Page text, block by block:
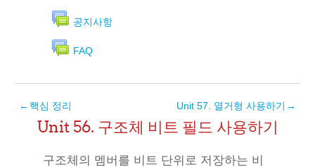
공지사항
FAQ
← 핵심 정리 Unit 57. 열거형 사용하기 →
Unit 56. 구조체 비트 필드 사용하기
구조체의 멤버를 비트 단위로 저장하는 비